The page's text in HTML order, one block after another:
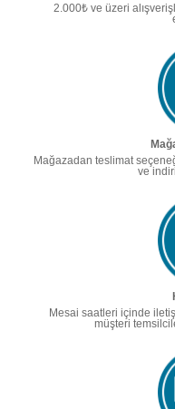
2.000₺ ve üzeri
Mağazadan teslimat
ve
Mesai saatleri içinde
müşteri